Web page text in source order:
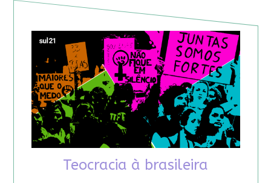
Teocracia à brasileira